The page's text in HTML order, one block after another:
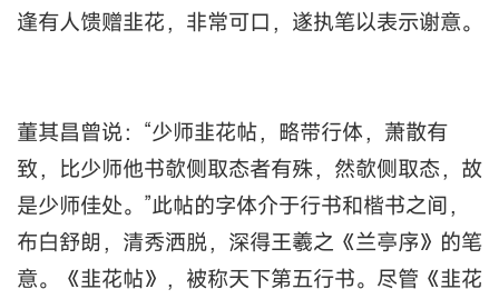
逢有人馈赠韭花，非常可口，遂执笔以表示谢意。
董其昌曾说：“少师韭花帖，略带行体，萧散有
致，比少师他书欹侧取态者有殊，然欹侧取态，故
是少师佳处。”此帖的字体介于行书和楷书之间，
布白舒朗，清秀洒脱，深得王羲之《兰亭序》的笔
意。《韭花帖》，被称天下第五行书。尽管《韭花